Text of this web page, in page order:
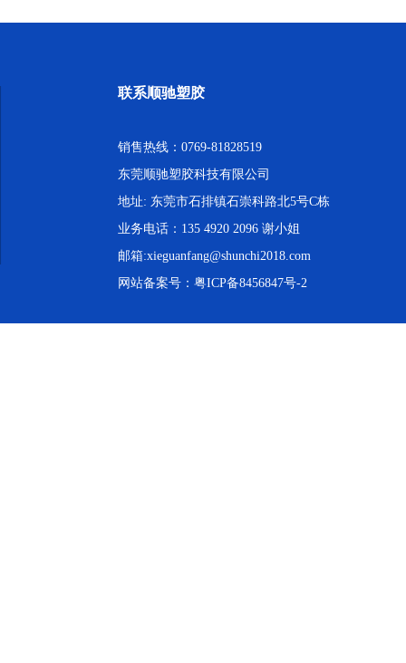
联系顺驰塑胶
销售热线：0769-81828519
东莞顺驰塑胶科技有限公司
地址: 东莞市石排镇石崇科路北5号C栋
业务电话：135 4920 2096 谢小姐
邮箱:xieguanfang@shunchi2018.com
网站备案号： 粤ICP备8456847号-2